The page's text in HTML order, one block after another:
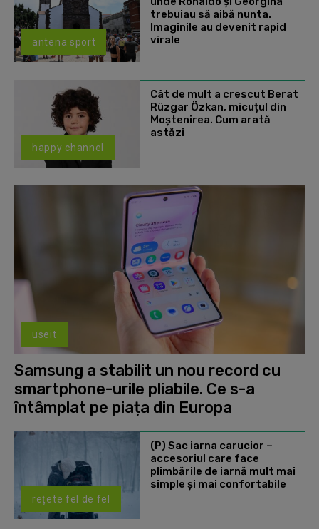
antena sport
trebuiau să aibă nunta.
Imaginile au devenit rapid
virale
happy channel
Cât de mult a crescut Berat
Rüzgar Özkan, micuțul din
Moștenirea. Cum arată
astăzi
useit
Samsung a stabilit un nou record cu
smartphone-urile pliabile. Ce s-a
întâmplat pe piața din Europa
rețete fel de fel
(P) Sac iarna carucior –
accesoriul care face
plimbările de iarnă mult mai
simple și mai confortabile